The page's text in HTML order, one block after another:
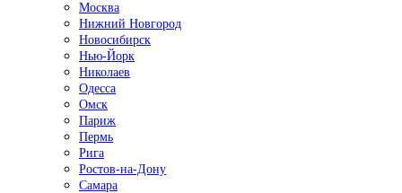
Москва
Нижний Новгород
Новосибирск
Нью-Йорк
Николаев
Одесса
Омск
Париж
Пермь
Рига
Ростов-на-Дону
Самара